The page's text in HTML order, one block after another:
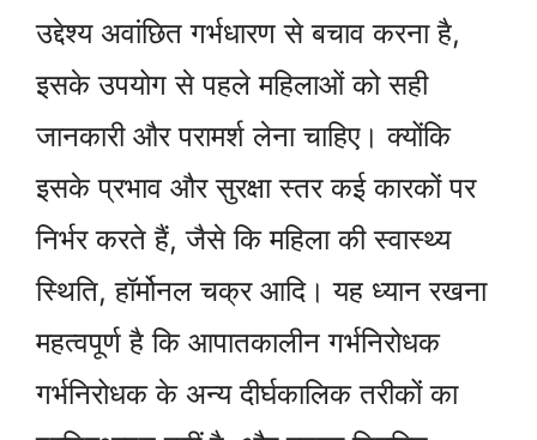
उद्देश्य अवांछित गर्भधारण से बचाव करना है,
इसके उपयोग से पहले महिलाओं को सही
जानकारी और परामर्श लेना चाहिए। क्योंकि
इसके प्रभाव और सुरक्षा स्तर कई कारकों पर
निर्भर करते हैं, जैसे कि महिला की स्वास्थ्य
स्थिति, हॉर्मोनल चक्र आदि। यह ध्यान रखना
महत्वपूर्ण है कि आपातकालीन गर्भनिरोधक
गर्भनिरोधक के अन्य दीर्घकालिक तरीकों का